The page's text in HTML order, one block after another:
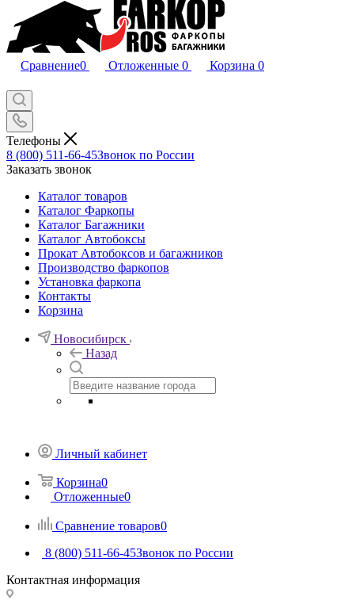
Сравнение0 Отложенные 0 Корзина 0
Телефоны
8 (800) 511-66-45Звонок по России
Заказать звонок
Каталог товаров
Каталог Фаркопы
Каталог Багажники
Каталог Автобоксы
Прокат Автобоксов и багажников
Производство фаркопов
Установка фаркопа
Контакты
Корзина
Новосибирск
Назад
Личный кабинет
Корзина0
Отложенные0
Сравнение товаров0
8 (800) 511-66-45Звонок по России
Контактная информация